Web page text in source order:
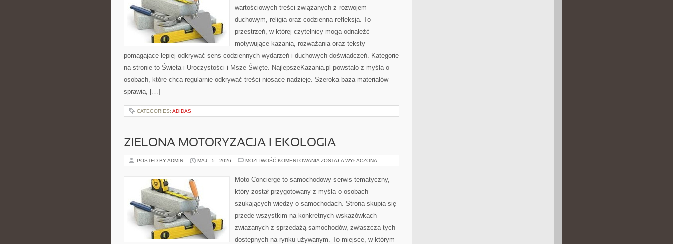
wartościowych treści związanych z rozwojem
duchowym, religią oraz codzienną refleksją. To
przestrzeń, w której czytelnicy mogą odnaleźć
motywujące kazania, rozważania oraz teksty
pomagające lepiej odkrywać sens codziennych wydarzeń i duchowych doświadczeń. Kategorie
na stronie to Święta i Uroczystości i Msze Święte. NajlepszeKazania.pl powstało z myślą o
osobach, które chcą regularnie odkrywać treści niosące nadzieję. Szeroka baza materiałów
sprawia, […]
CATEGORIES: ADIDAS
ZIELONA MOTORYZACJA I EKOLOGIA
POSTED BY ADMIN MAJ - 5 - 2026 MOŻLIWOŚĆ KOMENTOWANIA ZIELONA
ZOSTAŁA WYŁĄCZONA
Moto Concierge to samochodowy serwis tematyczny,
który został przygotowany z myślą o osobach
szukających wiedzy o samochodach. Strona skupia się
przede wszystkim na konkretnych wskazówkach
związanych z sprzedażą samochodów, zwłaszcza tych
dostępnych na rynku używanym. To miejsce, w którym